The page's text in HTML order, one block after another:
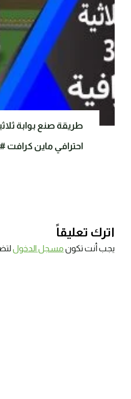
احترافي ماين كرافت #SmartCraft
اترك تعليقاً
يجب أنت تكون مسجل الدخول